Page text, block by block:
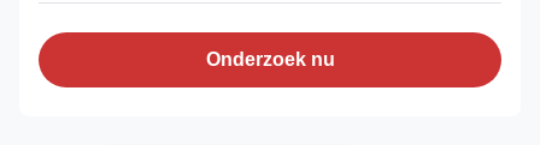
Onderzoek nu